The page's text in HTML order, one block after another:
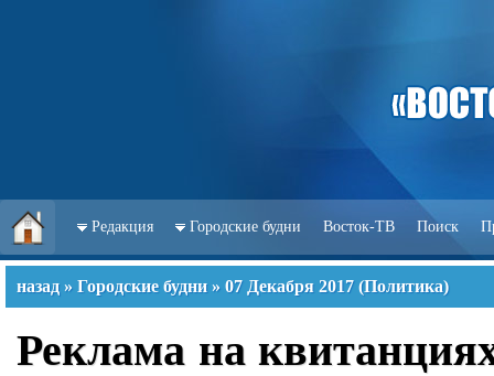
Редакция Городские будни Восток-ТВ Поиск
назад » Городские будни » 07 Декабря 2017 (Политика)
Реклама на